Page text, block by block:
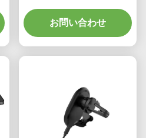
グネット式充電器 電話ホ
ルダー ナイトライト付き
お問い合わせ